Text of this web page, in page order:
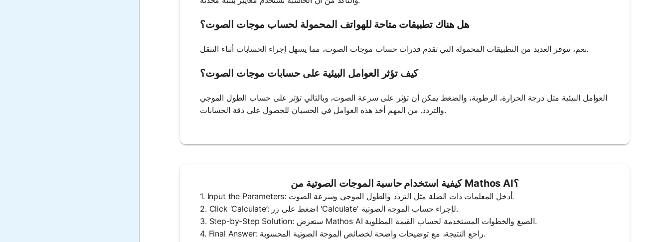
هل هناك تطبيقات متاحة للهواتف المحمولة لحساب موجات الصوت؟
نعم، تتوفر العديد من التطبيقات المحمولة التي تقدم قدرات حساب موجات الصوت، مما يسهل إجراء الحسابات أثناء التنقل.
كيف تؤثر العوامل البيئية على حسابات موجات الصوت؟
العوامل البيئية مثل درجة الحرارة، الرطوبة، والضغط يمكن أن تؤثر على سرعة الصوت، وبالتالي تؤثر على حساب الطول الموجي
والتردد. من المهم أخذ هذه العوامل في الحسبان للحصول على دقة الحسابات.
كيفية استخدام حاسبة الموجات الصوتية من Mathos AI؟
1. Input the Parameters: أدخل المعلمات ذات الصلة مثل التردد والطول الموجي وسرعة الصوت.
2. Click ‘Calculate’: اضغط على زر 'Calculate' لإجراء حساب الموجة الصوتية.
3. Step-by-Step Solution: ستعرض Mathos AI الصيغ والخطوات المستخدمة لحساب القيمة المطلوبة.
4. Final Answer: راجع النتيجة، مع توضيحات واضحة لخصائص الموجة الصوتية المحسوبة.